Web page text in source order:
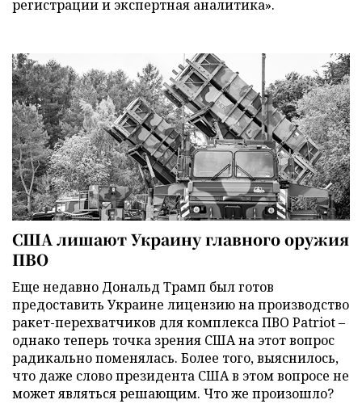
регистрации и экспертная аналитика».
США лишают Украину главного оружия
ПВО
Еще недавно Дональд Трамп был готов
предоставить Украине лицензию на производство
ракет-перехватчиков для комплекса ПВО Patriot –
однако теперь точка зрения США на этот вопрос
радикально поменялась. Более того, выяснилось,
что даже слово президента США в этом вопросе не
может являться решающим. Что же произошло?